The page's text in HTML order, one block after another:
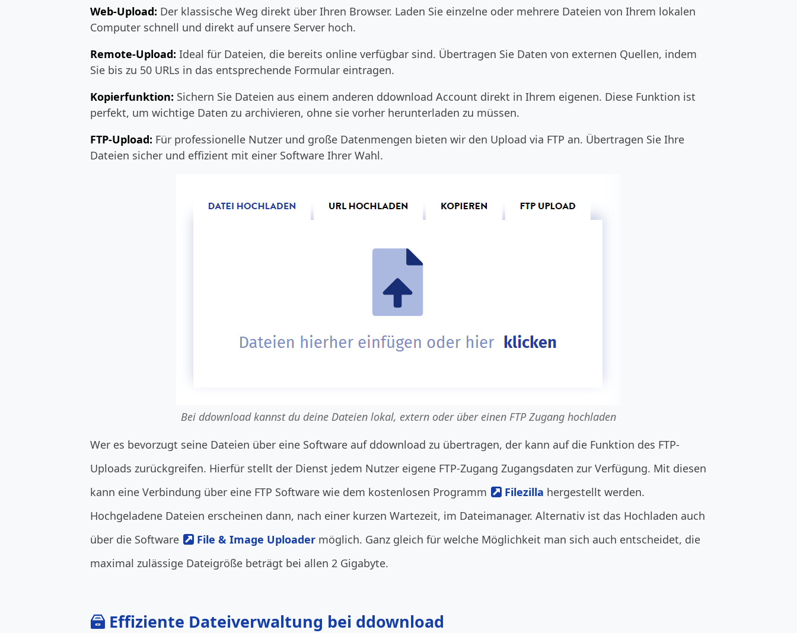
Web-Upload: Der klassische Weg direkt über Ihren Browser. Laden Sie einzelne oder mehrere Dateien von Ihrem lokalen
Computer schnell und direkt auf unsere Server hoch.
Remote-Upload: Ideal für Dateien, die bereits online verfügbar sind. Übertragen Sie Daten von externen Quellen, indem
Sie bis zu 50 URLs in das entsprechende Formular eintragen.
Kopierfunktion: Sichern Sie Dateien aus einem anderen ddownload Account direkt in Ihrem eigenen. Diese Funktion ist
perfekt, um wichtige Daten zu archivieren, ohne sie vorher herunterladen zu müssen.
FTP-Upload: Für professionelle Nutzer und große Datenmengen bieten wir den Upload via FTP an. Übertragen Sie Ihre
Dateien sicher und effizient mit einer Software Ihrer Wahl.
Bei ddownload kannst du deine Dateien lokal, extern oder über einen FTP Zugang hochladen
Wer es bevorzugt seine Dateien über eine Software auf ddownload zu übertragen, der kann auf die Funktion des FTP-
Uploads zurückgreifen. Hierfür stellt der Dienst jedem Nutzer eigene FTP-Zugang Zugangsdaten zur Verfügung. Mit diesen
kann eine Verbindung über eine FTP Software wie dem kostenlosen Programm
Filezilla hergestellt werden.
Hochgeladene Dateien erscheinen dann, nach einer kurzen Wartezeit, im Dateimanager. Alternativ ist das Hochladen auch
über die Software
File & Image Uploader möglich. Ganz gleich für welche Möglichkeit man sich auch entscheidet, die
maximal zulässige Dateigröße beträgt bei allen 2 Gigabyte.
Effiziente Dateiverwaltung bei ddownload